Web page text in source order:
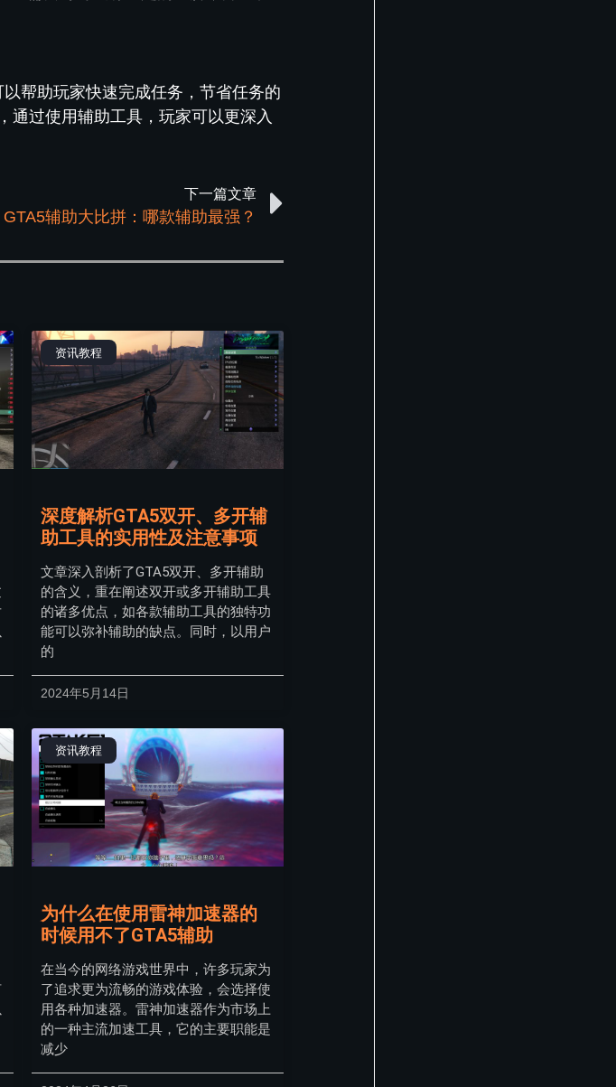
帮助玩家快速完成任务，节省任务的
通过使用辅助工具，玩家可以更深入
下一篇文章
GTA5辅助大比拼：哪款辅助最强？
资讯教程
深度解析GTA5双开、多开辅
助工具的实用性及注意事项
文章深入剖析了GTA5双开、多开辅助
的含义，重在阐述双开或多开辅助工具
的诸多优点，如各款辅助工具的独特功
能可以弥补辅助的缺点。同时，以用户
的
2024年5月14日
资讯教程
为什么在使用雷神加速器的
时候用不了GTA5辅助
在当今的网络游戏世界中，许多玩家为
了追求更为流畅的游戏体验，会选择使
用各种加速器。雷神加速器作为市场上
的一种主流加速工具，它的主要职能是
减少